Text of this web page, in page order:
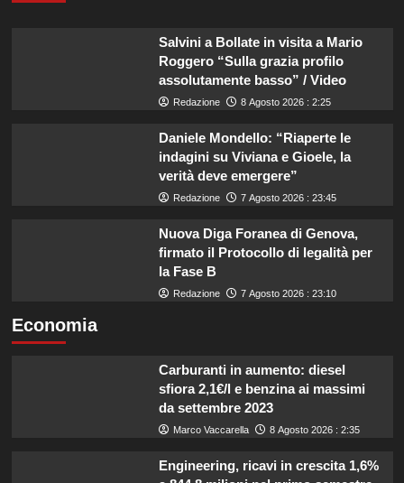
faccio fatica a ritrovare me stesso”
Salvini a Bollate in visita a Mario
Roggero “Sulla grazia profilo
assolutamente basso” / Video
Redazione 8 Agosto 2026 : 2:25
Daniele Mondello: “Riaperte le
indagini su Viviana e Gioele, la
verità deve emergere”
Redazione 7 Agosto 2026 : 23:45
Nuova Diga Foranea di Genova,
firmato il Protocollo di legalità per
la Fase B
Redazione 7 Agosto 2026 : 23:10
Economia
Carburanti in aumento: diesel
sfiora 2,1€/l e benzina ai massimi
da settembre 2023
Marco Vaccarella 8 Agosto 2026 : 2:35
Engineering, ricavi in crescita 1,6%